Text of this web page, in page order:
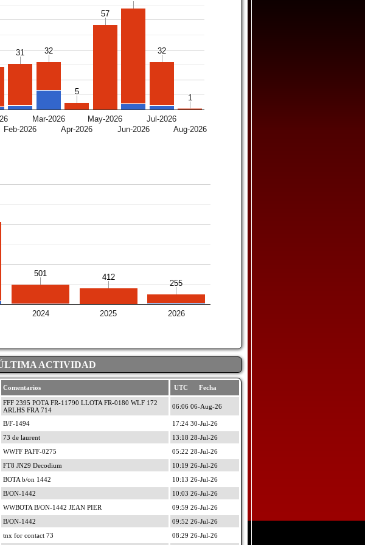
Feb-2026
Mar-2026
Apr-2026
May-2026
Jun-2026
Jul-2026
Aug-2026
31
31 32
32
5
5
57
57
32
32
11
2024 2025 2026
501
501 412
412
255
255
ACTIVIDAD
Comentarios UTC Fecha
FFF 2395 POTA FR-11790 LLOTA FR-0180 WLF 172
ARLHS FRA 714
06:06 06-Aug-26
B/F-1494
17:24 30-Jul-26
73 de laurent
13:18 28-Jul-26
WWFF PAFF-0275
05:22 28-Jul-26
FT8 JN29 Decodium
10:19 26-Jul-26
BOTA b/on 1442
10:13 26-Jul-26
B/ON-1442
10:03 26-Jul-26
WWBOTA B/ON-1442 JEAN PIER
09:59 26-Jul-26
B/ON-1442
09:52 26-Jul-26
tnx for contact 73 08:29 26-Jul-26